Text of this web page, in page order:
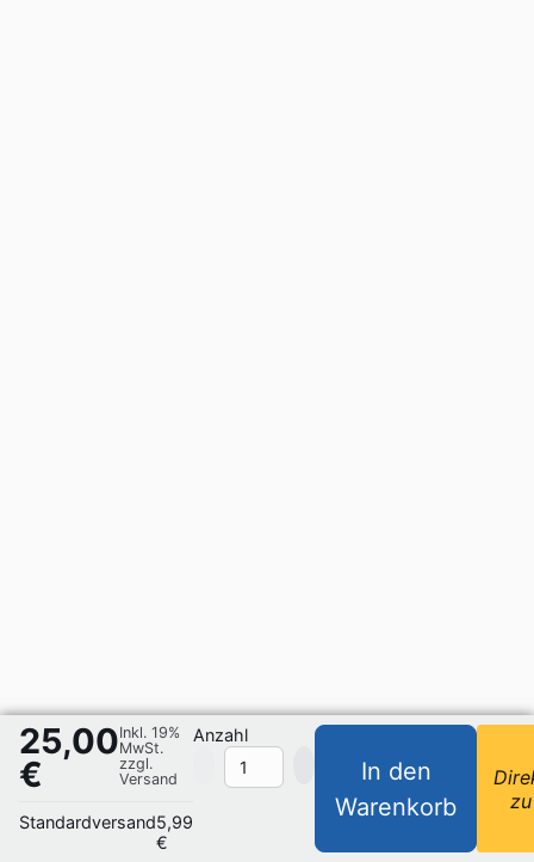
25,00
€
Inkl. 19%
MwSt.
zzgl.
Versand
Standardversand5,99
€
Anzahl
In den
Warenkorb
zu